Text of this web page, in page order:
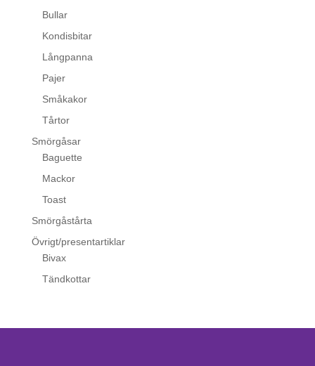
Bullar
Kondisbitar
Långpanna
Pajer
Småkakor
Tårtor
Smörgåsar
Baguette
Mackor
Toast
Smörgåstårta
Övrigt/presentartiklar
Bivax
Tändkottar